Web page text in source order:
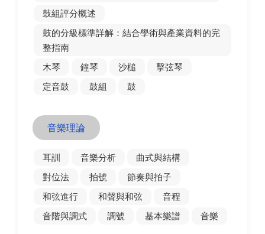
鼓組評分概述
鼓的分級標準詳解：結合學術與產業資料的完
整指南
木琴
鐘琴 沙槌
擊弦琴
定音鼓
鼓組 鼓
音樂理論
耳訓 音樂分析
曲式與結構
對位法
拍號
節奏與拍子
和弦進行
和聲與和弦
音程
音階與調式
調號 基本樂譜 音樂